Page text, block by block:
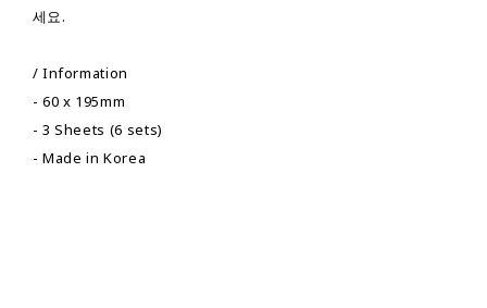
세요.
/ Information
- 60 x 195mm
- 3 Sheets (6 sets)
- Made in Korea